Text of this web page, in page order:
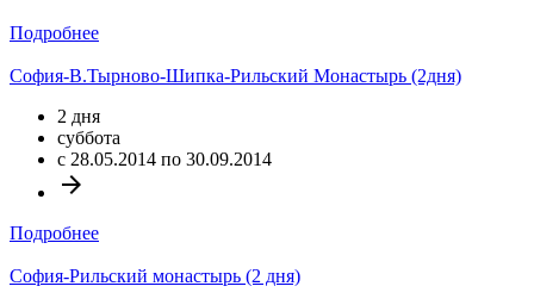
Подробнее
София-В.Тырново-Шипка-Рильский Монастырь (2дня)
2 дня
суббота
c 28.05.2014 по 30.09.2014
arrow_forward
Подробнее
София-Рильский монастырь (2 дня)